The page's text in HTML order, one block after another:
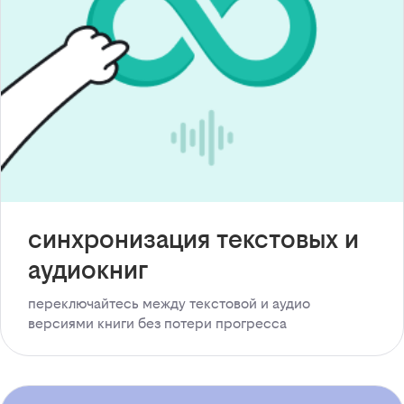
синхронизация текстовых и
аудиокниг
переключайтесь между текстовой и аудио
версиями книги без потери прогресса